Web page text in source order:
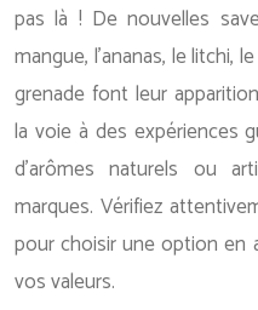
pas là ! De nouvelles
mangue, l’ananas, le litchi,
grenade font leur
la voie à des expériences
d’arômes naturels ou
marques. Vérifiez
pour choisir une option en
vos valeurs.